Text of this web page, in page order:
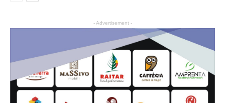
- Advertisement -